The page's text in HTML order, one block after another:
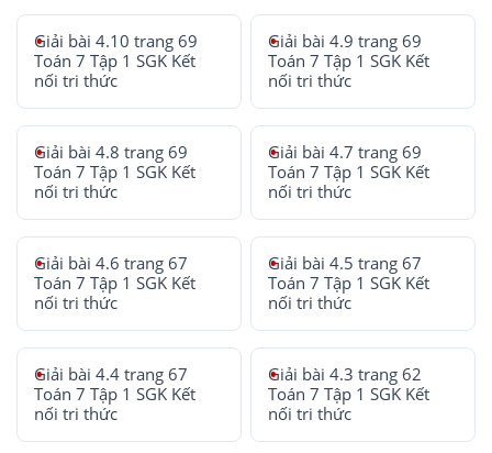
Giải bài 4.10 trang 69
Toán 7 Tập 1 SGK Kết
nối tri thức
Giải bài 4.9 trang 69
Toán 7 Tập 1 SGK Kết
nối tri thức
Giải bài 4.8 trang 69
Toán 7 Tập 1 SGK Kết
nối tri thức
Giải bài 4.7 trang 69
Toán 7 Tập 1 SGK Kết
nối tri thức
Giải bài 4.6 trang 67
Toán 7 Tập 1 SGK Kết
nối tri thức
Giải bài 4.5 trang 67
Toán 7 Tập 1 SGK Kết
nối tri thức
Giải bài 4.4 trang 67
Toán 7 Tập 1 SGK Kết
nối tri thức
Giải bài 4.3 trang 62
Toán 7 Tập 1 SGK Kết
nối tri thức